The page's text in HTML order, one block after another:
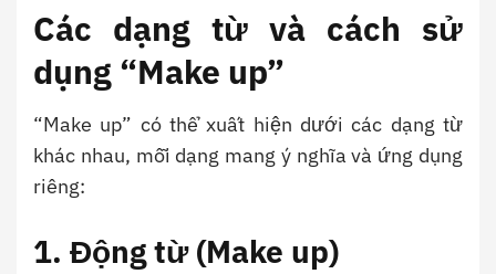
Các dạng từ và cách sử
dụng “Make up”
“Make up” có thể xuất hiện dưới các dạng từ
khác nhau, mỗi dạng mang ý nghĩa và ứng dụng
riêng:
1. Động từ (Make up)